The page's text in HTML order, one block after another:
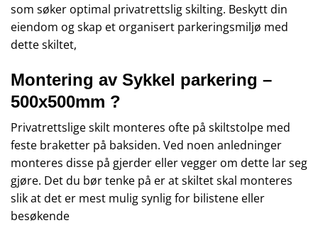
som søker optimal privatrettslig skilting. Beskytt din
eiendom og skap et organisert parkeringsmiljø med
dette skiltet,
Montering av Sykkel parkering –
500x500mm ?
Privatrettslige skilt monteres ofte på skiltstolpe med
feste braketter på baksiden. Ved noen anledninger
monteres disse på gjerder eller vegger om dette lar seg
gjøre. Det du bør tenke på er at skiltet skal monteres
slik at det er mest mulig synlig for bilistene eller
besøkende